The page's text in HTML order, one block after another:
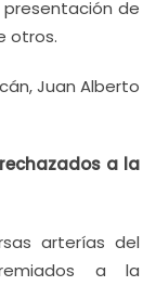
de
otros.
Juan Alberto
rechazados a la
arterías del
a la